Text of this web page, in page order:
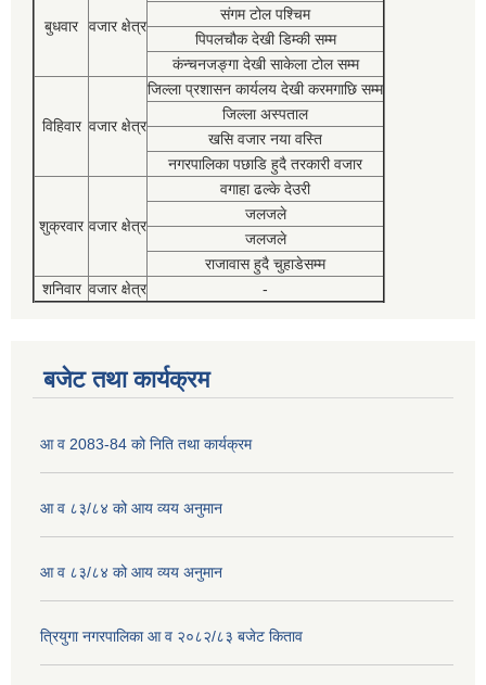
बुधवार वजार क्षेत्र
संगम टोल पश्चिम
पिपलचौक देखी डिम्की सम्म
कंन्चनजङ्गा देखी साकेला टोल सम्म
विहिवार वजार क्षेत्र
जिल्ला प्रशासन कार्यलय देखी करमगाछि सम्म
जिल्ला अस्पताल
खसि वजार नया वस्ति
नगरपालिका पछाडि हुदै तरकारी वजार
शुक्रवार वजार क्षेत्र
वगाहा ढल्के देउरी
जलजले
जलजले
राजावास हुदै चुहाडेसम्म
शनिवार वजार क्षेत्र -
बजेट तथा कार्यक्रम
आ व 2083-84 को निति तथा कार्यक्रम
आ व ८३/८४ को आय व्यय अनुमान
आ व ८३/८४ को आय व्यय अनुमान
त्रियुगा नगरपालिका आ व २०८२/८३ बजेट किताव